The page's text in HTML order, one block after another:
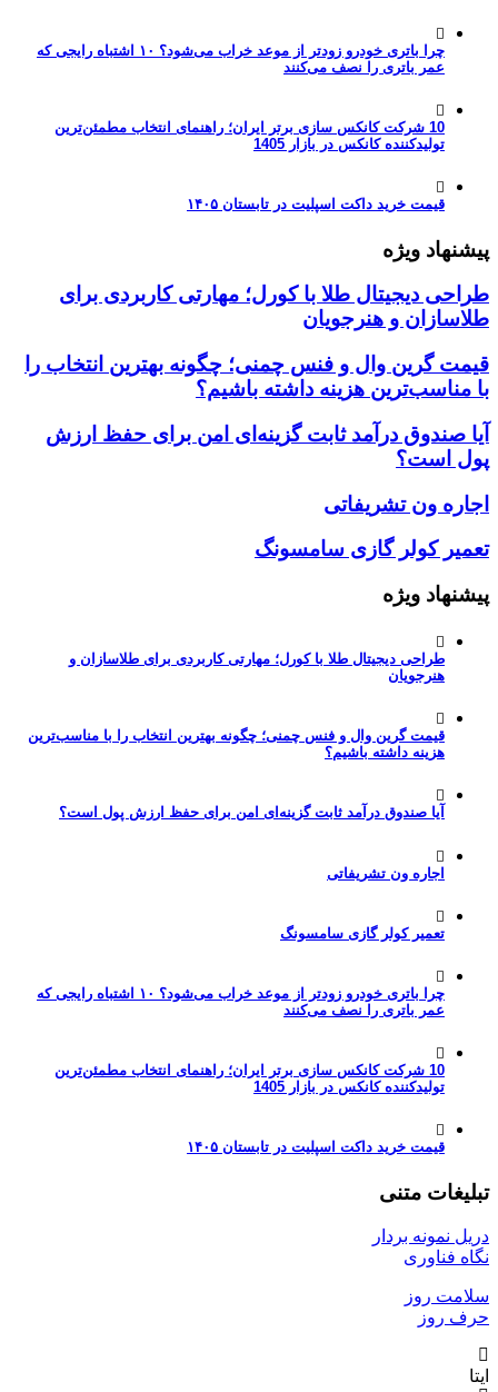
چرا باتری خودرو زودتر از موعد خراب می‌شود؟ ۱۰ اشتباه رایجی که
عمر باتری را نصف می‌کنند
10 شرکت کانکس سازی برتر ایران؛ راهنمای انتخاب مطمئن‌ترین
تولیدکننده کانکس در بازار 1405
قیمت خرید داکت اسپلیت در تابستان ۱۴۰۵
پیشنهاد ویژه
طراحی دیجیتال طلا با کورل؛ مهارتی کاربردی برای
طلاسازان و هنرجویان
قیمت گرین وال و فنس چمنی؛ چگونه بهترین انتخاب را
با مناسب‌ترین هزینه داشته باشیم؟
آیا صندوق درآمد ثابت گزینه‌ای امن برای حفظ ارزش
پول است؟
اجاره ون تشریفاتی
تعمیر کولر گازی سامسونگ
پیشنهاد ویژه
طراحی دیجیتال طلا با کورل؛ مهارتی کاربردی برای طلاسازان و
هنرجویان
قیمت گرین وال و فنس چمنی؛ چگونه بهترین انتخاب را با مناسب‌ترین
هزینه داشته باشیم؟
آیا صندوق درآمد ثابت گزینه‌ای امن برای حفظ ارزش پول است؟
اجاره ون تشریفاتی
تعمیر کولر گازی سامسونگ
چرا باتری خودرو زودتر از موعد خراب می‌شود؟ ۱۰ اشتباه رایجی که
عمر باتری را نصف می‌کنند
10 شرکت کانکس سازی برتر ایران؛ راهنمای انتخاب مطمئن‌ترین
تولیدکننده کانکس در بازار 1405
قیمت خرید داکت اسپلیت در تابستان ۱۴۰۵
تبلیغات متنی
دریل نمونه بردار
نگاه فناوری
سلامت روز
حرف روز
ایتا